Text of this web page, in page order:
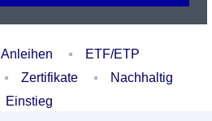
Anleihen
ETF/ETP
Zertifikate
Nachhaltig
Einstieg